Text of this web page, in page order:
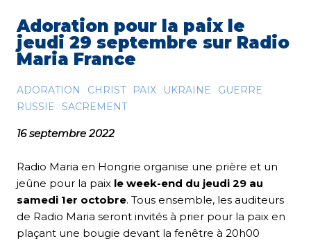
Adoration pour la paix le
jeudi 29 septembre sur Radio
Maria France
ADORATION CHRIST PAIX UKRAINE
GUERRE
RUSSIE
SACREMENT
16 septembre 2022
Radio Maria en Hongrie organise une prière et un
jeûne pour la paix le week-end du jeudi 29 au
samedi 1er octobre. Tous ensemble, les auditeurs
de Radio Maria seront invités à prier pour la paix en
plaçant une bougie devant la fenêtre à 20h00